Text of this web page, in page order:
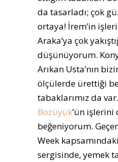
da tasarladı; çok
ortaya! İrem’in
Araka’ya çok
düşünüyorum.
Arıkan Usta’nın
ölçülerde ürettiği
tabaklarımız da var.
Bozüyük’ün işlerini
beğeniyorum.
Week
sergisinde, yemek